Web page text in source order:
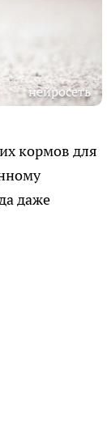
нейросеть
кормов для
даже